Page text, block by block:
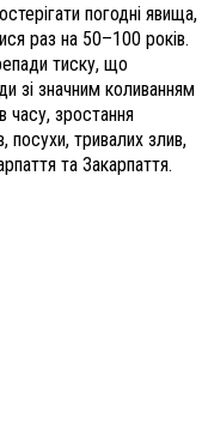
погодні явища,
раз на 50–100 років.
тиску, що
зі значним коливанням
часу, зростання
посухи, тривалих злив,
та Закарпаття.